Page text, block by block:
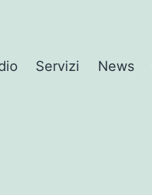
Servizi News